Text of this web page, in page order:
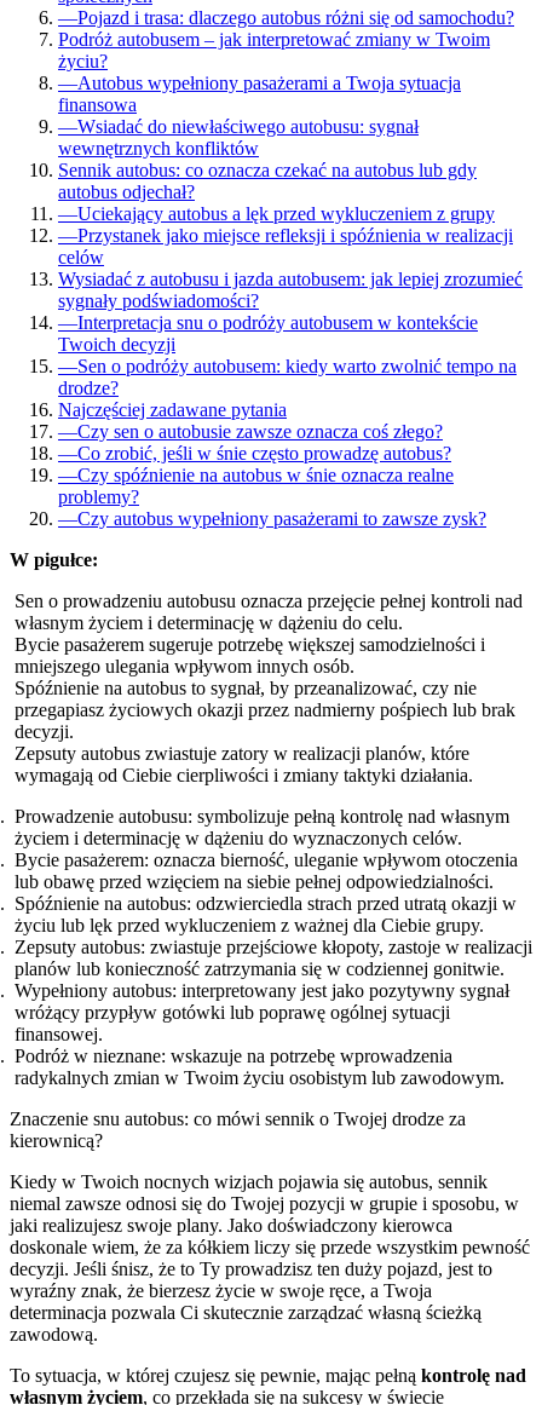
—Pojazd i trasa: dlaczego autobus różni się od samochodu?
Podróż autobusem – jak interpretować zmiany w Twoim
życiu?
—Autobus wypełniony pasażerami a Twoja sytuacja
finansowa
—Wsiadać do niewłaściwego autobusu: sygnał
wewnętrznych konfliktów
Sennik autobus: co oznacza czekać na autobus lub gdy
autobus odjechał?
—Uciekający autobus a lęk przed wykluczeniem z grupy
—Przystanek jako miejsce refleksji i spóźnienia w realizacji
celów
Wysiadać z autobusu i jazda autobusem: jak lepiej zrozumieć
sygnały podświadomości?
—Interpretacja snu o podróży autobusem w kontekście
Twoich decyzji
—Sen o podróży autobusem: kiedy warto zwolnić tempo na
drodze?
Najczęściej zadawane pytania
—Czy sen o autobusie zawsze oznacza coś złego?
—Co zrobić, jeśli w śnie często prowadzę autobus?
—Czy spóźnienie na autobus w śnie oznacza realne
problemy?
—Czy autobus wypełniony pasażerami to zawsze zysk?
W pigułce:
Sen o prowadzeniu autobusu oznacza przejęcie pełnej kontroli nad
własnym życiem i determinację w dążeniu do celu.
Bycie pasażerem sugeruje potrzebę większej samodzielności i
mniejszego ulegania wpływom innych osób.
Spóźnienie na autobus to sygnał, by przeanalizować, czy nie
przegapiasz życiowych okazji przez nadmierny pośpiech lub brak
decyzji.
Zepsuty autobus zwiastuje zatory w realizacji planów, które
wymagają od Ciebie cierpliwości i zmiany taktyki działania.
Prowadzenie autobusu: symbolizuje pełną kontrolę nad własnym
życiem i determinację w dążeniu do wyznaczonych celów.
Bycie pasażerem: oznacza bierność, uleganie wpływom otoczenia
lub obawę przed wzięciem na siebie pełnej odpowiedzialności.
Spóźnienie na autobus: odzwierciedla strach przed utratą okazji w
życiu lub lęk przed wykluczeniem z ważnej dla Ciebie grupy.
Zepsuty autobus: zwiastuje przejściowe kłopoty, zastoje w realizacji
planów lub konieczność zatrzymania się w codziennej gonitwie.
Wypełniony autobus: interpretowany jest jako pozytywny sygnał
wróżący przypływ gotówki lub poprawę ogólnej sytuacji
finansowej.
Podróż w nieznane: wskazuje na potrzebę wprowadzenia
radykalnych zmian w Twoim życiu osobistym lub zawodowym.
Znaczenie snu autobus: co mówi sennik o Twojej drodze za
kierownicą?
Kiedy w Twoich nocnych wizjach pojawia się autobus, sennik
niemal zawsze odnosi się do Twojej pozycji w grupie i sposobu, w
jaki realizujesz swoje plany. Jako doświadczony kierowca
doskonale wiem, że za kółkiem liczy się przede wszystkim pewność
decyzji. Jeśli śnisz, że to Ty prowadzisz ten duży pojazd, jest to
wyraźny znak, że bierzesz życie w swoje ręce, a Twoja
determinacja pozwala Ci skutecznie zarządzać własną ścieżką
zawodową.
To sytuacja, w której czujesz się pewnie, mając pełną kontrolę nad
własnym życiem, co przekłada się na sukcesy w świecie